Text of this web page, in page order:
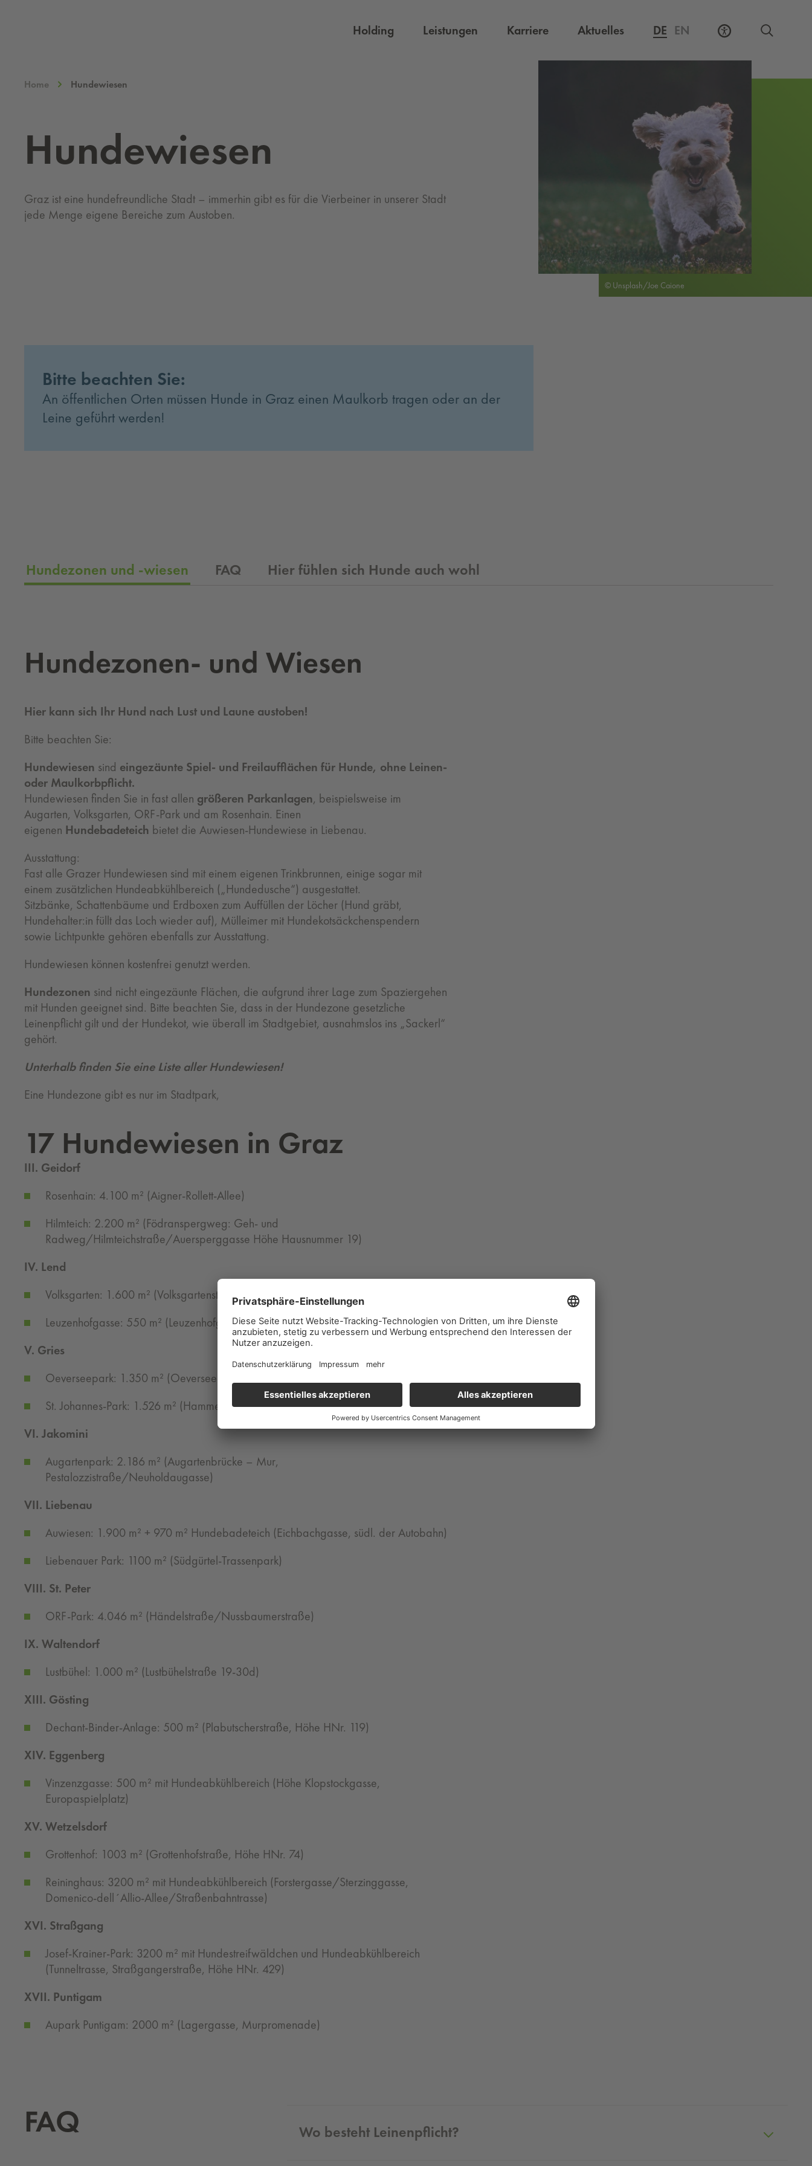
Holding Leistungen KarriereExterner Link, öffnet eine neue Registerkarte
Aktuelles DE EN
Home Hundewiesen
Hun­de­wie­sen
Graz ist eine hundefreundliche Stadt – immerhin gibt es für die Vierbeiner in unserer Stadt
jede Menge eigene Bereiche zum Austoben.
© Unsplash/Joe Caione
Bitte beachten Sie:
An öffentlichen Orten müssen Hunde in Graz einen Maulkorb tragen oder an der
Leine geführt werden!
Hundezonen und -wiesen FAQ Hier fühlen sich Hunde auch wohl
Hun­de­zo­nen- und Wie­sen
Hier kann sich Ihr Hund nach Lust und Laune austoben!
Bitte beachten Sie:
Hundewiesen sind eingezäunte Spiel- und Freilaufflächen für Hunde, ohne Leinen-
oder Maulkorbpflicht.
Hundewiesen finden Sie in fast allen größeren Parkanlagen, beispielsweise im
Augarten, Volksgarten, ORF-Park und am Rosenhain. Einen
eigenen Hundebadeteich bietet die Auwiesen-Hundewiese in Liebenau.
Ausstattung:
Fast alle Grazer Hundewiesen sind mit einem eigenen Trinkbrunnen, einige sogar mit
einem zusätzlichen Hundeabkühlbereich („Hundedusche“) ausgestattet.
Sitzbänke, Schattenbäume und Erdboxen zum Auffüllen der Löcher (Hund gräbt,
Hundehalter:in füllt das Loch wieder auf), Mülleimer mit Hundekotsäckchenspendern
sowie Lichtpunkte gehören ebenfalls zur Ausstattung.
Hundewiesen können kostenfrei genutzt werden.
Hundezonen sind nicht eingezäunte Flächen, die aufgrund ihrer Lage zum Spaziergehen
mit Hunden geeignet sind. Bitte beachten Sie, dass in der Hundezone gesetzliche
Leinenpflicht gilt und der Hundekot, wie überall im Stadtgebiet, ausnahmslos ins „Sackerl“
gehört.
Unterhalb finden Sie eine Liste aller Hundewiesen!
Eine Hundezone gibt es nur im Stadtpark,
17 Hundewiesen in Graz
III. Geidorf
Rosenhain: 4.100 m² (Aigner-Rollett-Allee)
Hilmteich: 2.200 m² (Födranspergweg: Geh- und
Radweg/Hilmteichstraße/Auersperggasse Höhe Hausnummer 19)
IV. Lend
Volksgarten: 1.600 m² (Volksgartenstraße)
Leuzenhofgasse: 550 m² (Leuzenhofgasse 4 beim Jugendzentrum)
V. Gries
Oeverseepark: 1.350 m² (Oeverseegasse/Lissagasse)
St. Johannes-Park: 1.526 m² (Hammer-Purgstall-Gasse/Kantgasse)
VI. Jakomini
Augartenpark: 2.186 m² (Augartenbrücke – Mur,
Pestalozzistraße/Neuholdaugasse)
VII. Liebenau
Auwiesen: 1.900 m² + 970 m² Hundebadeteich (Eichbachgasse, südl. der Autobahn)
Liebenauer Park: 1100 m² (Südgürtel-Trassenpark)
VIII. St. Peter
ORF-Park: 4.046 m² (Händelstraße/Nussbaumerstraße)
IX. Waltendorf
Lustbühel: 1.000 m² (Lustbühelstraße 19-30d)
XIII. Gösting
Dechant-Binder-Anlage: 500 m² (Plabutscherstraße, Höhe HNr. 119)
XIV. Eggenberg
Vinzenzgasse: 500 m² mit Hundeabkühlbereich (Höhe Klopstockgasse,
Europaspielplatz)
XV. Wetzelsdorf
Grottenhof: 1003 m² (Grottenhofstraße, Höhe HNr. 74)
Reininghaus: 3200 m² mit Hundeabkühlbereich (Forstergasse/Sterzinggasse,
Domenico-dell´Allio-Allee/Straßenbahntrasse)
XVI. Straßgang
Josef-Krainer-Park: 3200 m² mit Hundestreifwäldchen und Hundeabkühlbereich
(Tunneltrasse, Straßgangerstraße, Höhe HNr. 429)
XVII. Puntigam
Aupark Puntigam: 2000 m² (Lagergasse, Murpromenade)
FAQ Wo besteht Leinenpflicht?